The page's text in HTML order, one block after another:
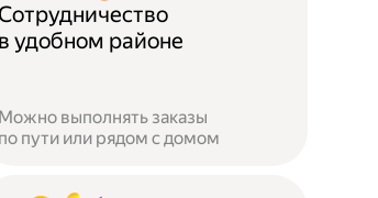
в удобном районе
Можно выполнять заказы
по пути или рядом с домом